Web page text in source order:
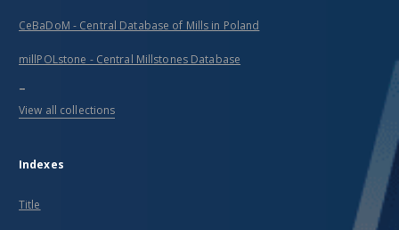
CeBaDoM - Central Database of Mills in Poland
millPOLstone - Central Millstones Database
...
View all collections
Indexes
Title